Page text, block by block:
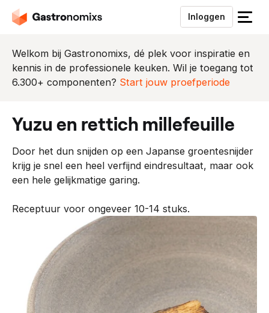
Inloggen
S
u
i
t
e
n
Welkom bij Gastronomixs, dé plek voor inspiratie en
kennis in de professionele keuken. Wil je toegang tot
6.300+ componenten? Start jouw proefperiode
yuzu en rettich millefeuille
Door het dun snijden op een Japanse groentesnijder
krijg je snel een heel verfijnd eindresultaat, maar ook
een hele gelijkmatige garing.
Receptuur voor ongeveer 10-14 stuks.